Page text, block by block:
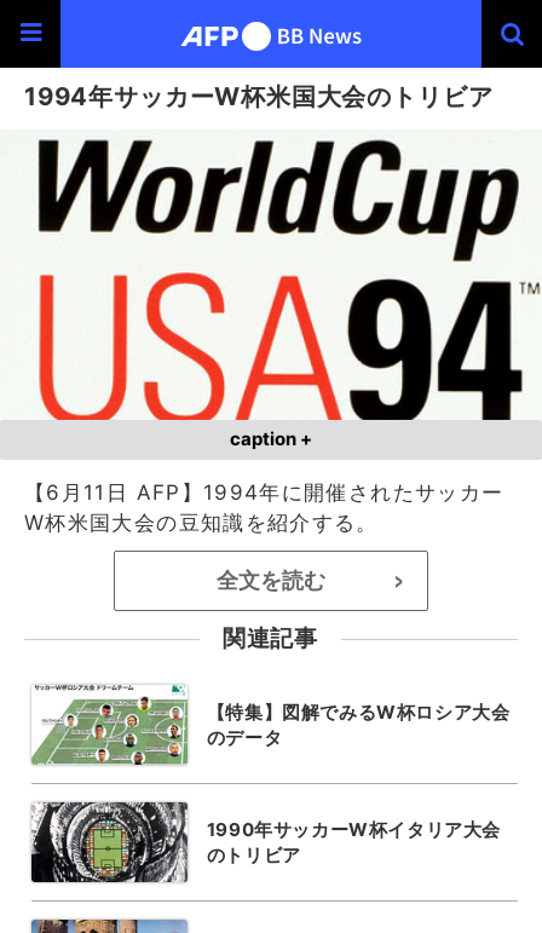
1994年サッカーW杯米国大会のトリビア
caption +
【6月11日 AFP】1994年に開催されたサッカー
W杯米国大会の豆知識を紹介する。
全文を読む >
関連記事
【特集】図解でみるW杯ロシア大会
のデータ
1990年サッカーW杯イタリア大会
のトリビア